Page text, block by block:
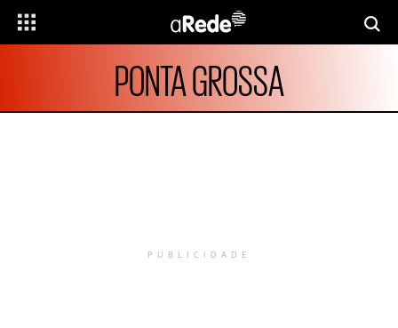
PONTA GROSSA
PUBLICIDADE